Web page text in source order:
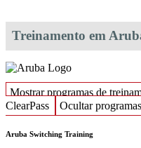
Treinamento em
Mostrar programas de
ClearPass
Ocultar
Aruba Switching Training